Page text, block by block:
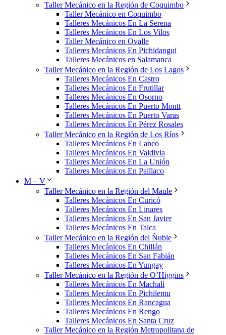
Taller Mecánico en la Región de Coquimbo
Taller Mecánico en Coquimbo
Talleres Mecánicos En La Serena
Talleres Mecánicos En Los Vilos
Taller Mecánico en Ovalle
Talleres Mecánicos En Pichidangui
Talleres Mecánicos en Salamanca
Taller Mecánico en la Región de Los Lagos
Talleres Mecánicos En Castro
Talleres Mecánicos En Frutillar
Talleres Mecánicos En Osorno
Talleres Mecánicos En Puerto Montt
Talleres Mecánicos En Puerto Varas
Talleres Mecánicos En Pérez Rosales
Taller Mecánico en la Región de Los Ríos
Talleres Mecánicos En Lanco
Talleres Mecánicos En Valdivia
Talleres Mecánicos En La Unión
Talleres Mecánicos En Paillaco
M – V
Taller Mecánico en la Región del Maule
Talleres Mecánicos En Curicó
Talleres Mecánicos En Linares
Talleres Mecánicos En San Javier
Talleres Mecánicos En Talca
Taller Mecánico en la Región del Ñuble
Talleres Mecánicos En Chillán
Talleres Mecánicos En San Fabián
Talleres Mecánicos En Yungay
Taller Mecánico en la Región de O’Higgins
Talleres Mecánicos En Machalí
Talleres Mecánicos En Pichilemu
Talleres Mecánicos En Rancagua
Talleres Mecánicos En Rengo
Talleres Mecánicos En Santa Cruz
Taller Mecánico en la Región Metropolitana de